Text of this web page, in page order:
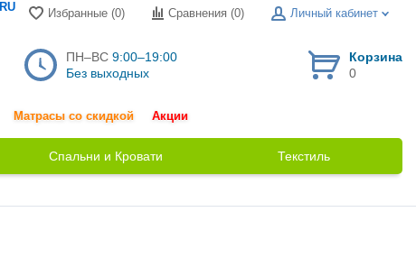
RU Избранные (0) Сравнения (0) Личный кабинет
ПН–ВС 9:00–19:00
Без выходных
Корзина
0
Матрасы со скидкой Акции
Спальни и Кровати Текстиль